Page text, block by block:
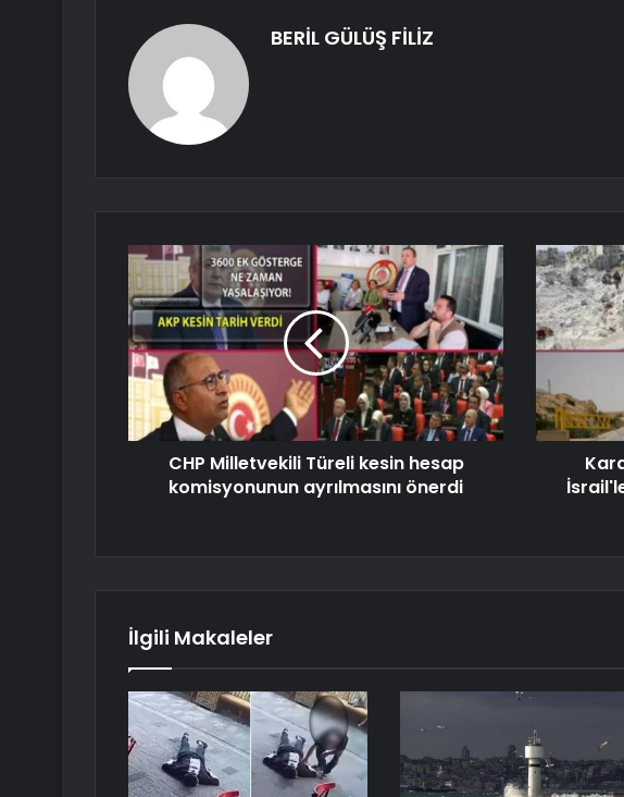
BERİL GÜLÜŞ FİLİZ
CHP Milletvekili Türeli kesin hesap
komisyonunun ayrılmasını önerdi
İlgili Makaleler